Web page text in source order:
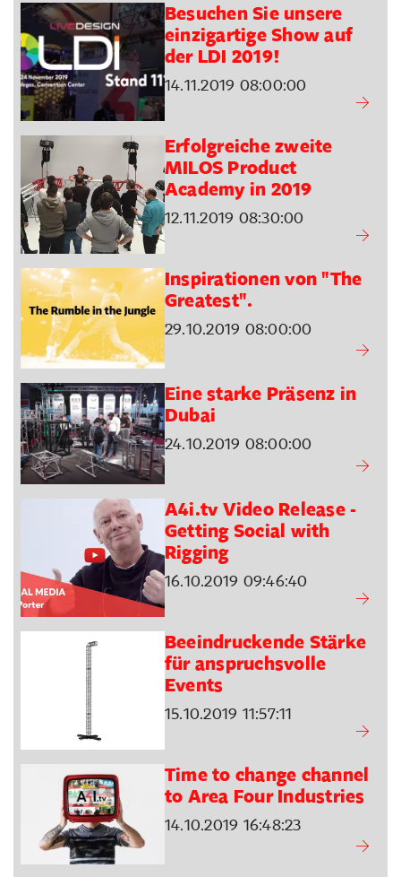
Besuchen Sie unsere
einzigartige Show auf
der LDI 2019!
14.11.2019 08:00:00
Erfolgreiche zweite
MILOS Product
Academy in 2019
12.11.2019 08:30:00
Inspirationen von "The
Greatest".
29.10.2019 08:00:00
Eine starke Präsenz in
Dubai
24.10.2019 08:00:00
A4i.tv Video Release -
Getting Social with
Rigging
16.10.2019 09:46:40
Beeindruckende Stärke
für anspruchsvolle
Events
15.10.2019 11:57:11
Time to change channel
to Area Four Industries
14.10.2019 16:48:23